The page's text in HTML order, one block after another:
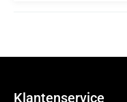
Klantenservice